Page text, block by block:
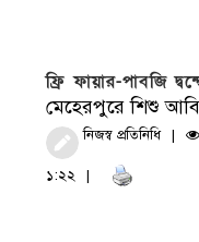
ফ্রি ফায়ার-পাবজি
মেহেরপুরে শিশু
নিজস্ব প্রতিনিধি
১:২২